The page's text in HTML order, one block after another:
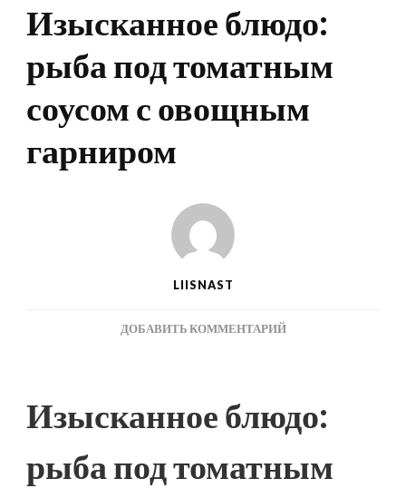
Изысканное блюдо:
рыба под томатным
соусом с овощным
гарниром
LIISNAST
ДОБАВИТЬ КОММЕНТАРИЙК
ПОД
СОУСОМ
Изысканное блюдо:
рыба под томатным